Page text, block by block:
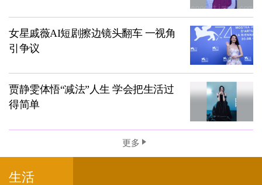
女星戚薇AI短剧擦边镜头翻车 一视角
引争议
贾静雯体悟“减法”人生 学会把生活过
得简单
更多
生活